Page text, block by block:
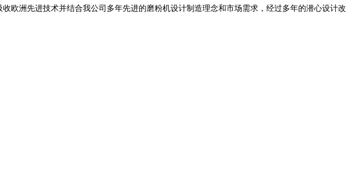
欧洲先进技术并结合我公司多年先进的磨粉机设计制造理念和市场需求，经过多年的潜心设计改